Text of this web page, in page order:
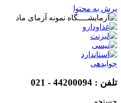
پرش به محتوا
جوابدهی
تلفن : 44200094 - 021